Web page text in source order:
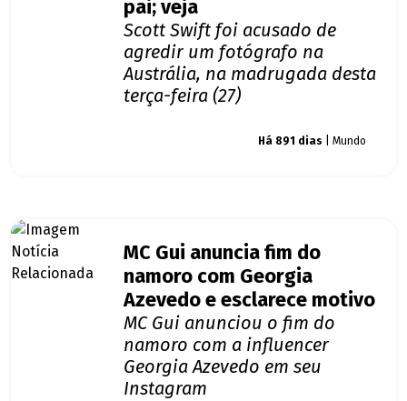
pai; veja
Scott Swift foi acusado de
agredir um fotógrafo na
Austrália, na madrugada desta
terça-feira (27)
Há 891 dias | Mundo
MC Gui anuncia fim do
namoro com Georgia
Azevedo e esclarece motivo
MC Gui anunciou o fim do
namoro com a influencer
Georgia Azevedo em seu
Instagram